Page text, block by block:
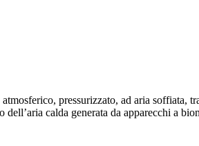
pressurizzato, ad aria soffiata,
calda generata da apparecchi a